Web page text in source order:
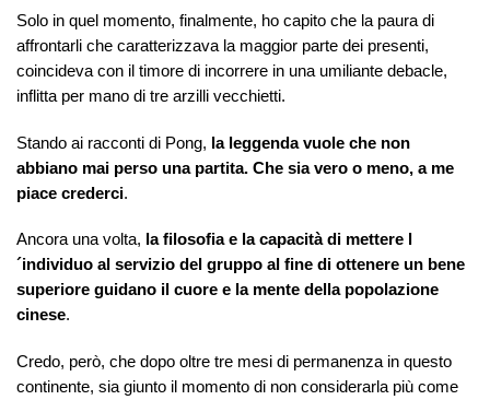
Solo in quel momento, finalmente, ho capito che la paura di
affrontarli che caratterizzava la maggior parte dei presenti,
coincideva con il timore di incorrere in una umiliante debacle,
inflitta per mano di tre arzilli vecchietti.
Stando ai racconti di Pong, la leggenda vuole che non
abbiano mai perso una partita. Che sia vero o meno, a me
piace crederci.
Ancora una volta, la filosofia e la capacità di mettere l
´individuo al servizio del gruppo al fine di ottenere un bene
superiore guidano il cuore e la mente della popolazione
cinese.
Credo, però, che dopo oltre tre mesi di permanenza in questo
continente, sia giunto il momento di non considerarla più come